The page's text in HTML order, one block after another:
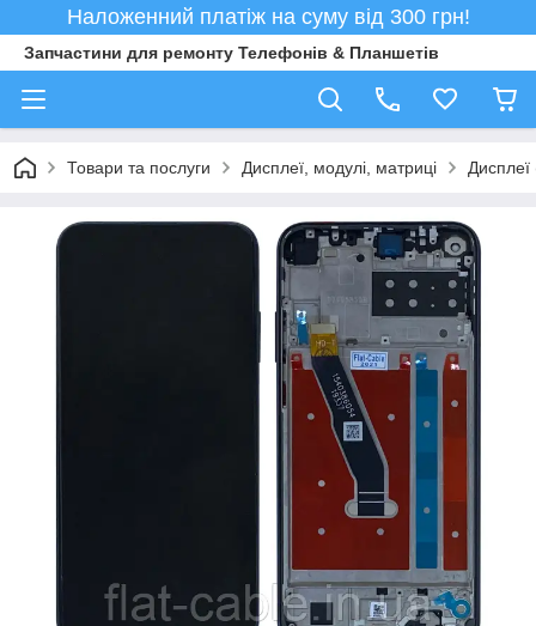
Наложенний платіж на суму від 300 грн!
Запчастини для ремонту Телефонів & Планшетів
Товари та послуги Дисплеї, модулі, матриці